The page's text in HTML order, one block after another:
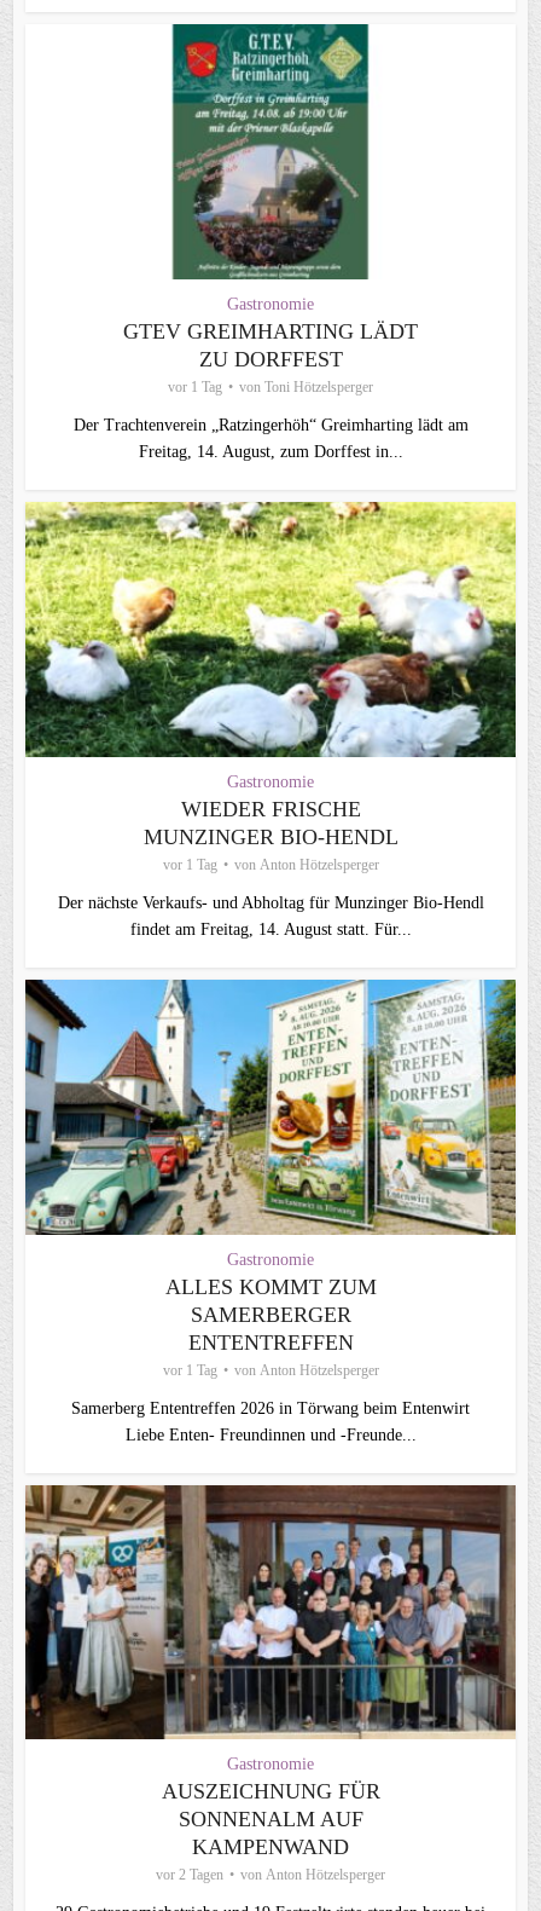
Gastronomie
GTEV GREIMHARTING LÄDT
ZU DORFFEST
vor 1 Tag von Toni Hötzelsperger
Der Trachtenverein „Ratzingerhöh“ Greimharting lädt am
Freitag, 14. August, zum Dorffest in...
Gastronomie
WIEDER FRISCHE
MUNZINGER BIO-HENDL
vor 1 Tag von Anton Hötzelsperger
Der nächste Verkaufs- und Abholtag für Munzinger Bio-Hendl
findet am Freitag, 14. August statt. Für...
Gastronomie
ALLES KOMMT ZUM
SAMERBERGER
ENTENTREFFEN
vor 1 Tag von Anton Hötzelsperger
Samerberg Ententreffen 2026 in Törwang beim Entenwirt
Liebe Enten- Freundinnen und -Freunde...
Gastronomie
AUSZEICHNUNG FÜR
SONNENALM AUF
KAMPENWAND
vor 2 Tagen von Anton Hötzelsperger